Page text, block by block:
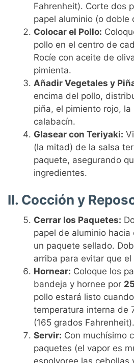
Fahrenheit). Corte dos
papel aluminio (o doble
Colocar el Pollo:
pollo en el centro de
Rocíe con aceite de
pimienta.
Añadir Vegetales y
encima del pollo,
piña, el pimiento rojo, la
calabacín.
Glasear con Teriyaki:
(la mitad) de la salsa
paquete, asegurando
ingredientes.
II. Cocción y
Cerrar los Paquetes:
papel de aluminio
un paquete sellado.
arriba para evitar que
Hornear: Coloque los
bandeja y hornee por
pollo estará listo
temperatura interna de
(165 grados Fahrenheit).
Servir: Con muchísimo
paquetes (el vapor es